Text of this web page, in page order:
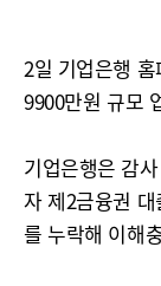
2일 기업은행
9900만원 규모
기업은행은 감
자 제2금융권
를 누락해 이해